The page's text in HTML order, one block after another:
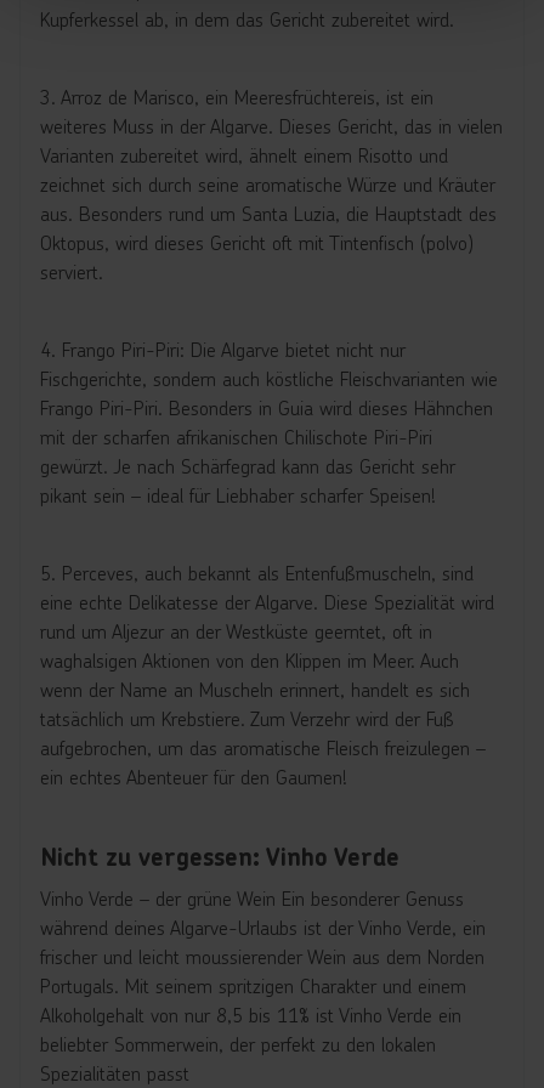
Kupferkessel ab, in dem das Gericht zubereitet wird.
3. Arroz de Marisco, ein Meeresfrüchtereis, ist ein
weiteres Muss in der Algarve. Dieses Gericht, das in vielen
Varianten zubereitet wird, ähnelt einem Risotto und
zeichnet sich durch seine aromatische Würze und Kräuter
aus. Besonders rund um Santa Luzia, die Hauptstadt des
Oktopus, wird dieses Gericht oft mit Tintenfisch (polvo)
serviert.
4. Frango Piri-Piri: Die Algarve bietet nicht nur
Fischgerichte, sondern auch köstliche Fleischvarianten wie
Frango Piri-Piri. Besonders in Guia wird dieses Hähnchen
mit der scharfen afrikanischen Chilischote Piri-Piri
gewürzt. Je nach Schärfegrad kann das Gericht sehr
pikant sein – ideal für Liebhaber scharfer Speisen!
5. Perceves, auch bekannt als Entenfußmuscheln, sind
eine echte Delikatesse der Algarve. Diese Spezialität wird
rund um Aljezur an der Westküste geerntet, oft in
waghalsigen Aktionen von den Klippen im Meer. Auch
wenn der Name an Muscheln erinnert, handelt es sich
tatsächlich um Krebstiere. Zum Verzehr wird der Fuß
aufgebrochen, um das aromatische Fleisch freizulegen –
ein echtes Abenteuer für den Gaumen!
Nicht zu vergessen: Vinho Verde
Vinho Verde – der grüne Wein Ein besonderer Genuss
während deines Algarve-Urlaubs ist der Vinho Verde, ein
frischer und leicht moussierender Wein aus dem Norden
Portugals. Mit seinem spritzigen Charakter und einem
Alkoholgehalt von nur 8,5 bis 11% ist Vinho Verde ein
beliebter Sommerwein, der perfekt zu den lokalen
Spezialitäten passt